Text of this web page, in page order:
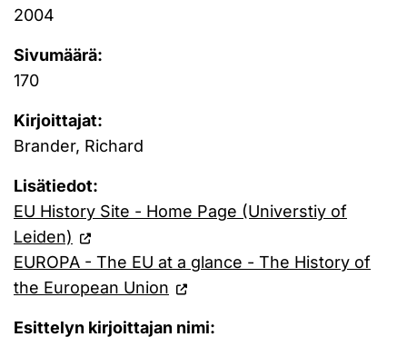
2004
Sivumäärä:
170
Kirjoittajat:
Brander, Richard
Lisätiedot:
EU History Site - Home Page (Universtiy of
Leiden)
EUROPA - The EU at a glance - The History of
the European Union
Esittelyn kirjoittajan nimi: